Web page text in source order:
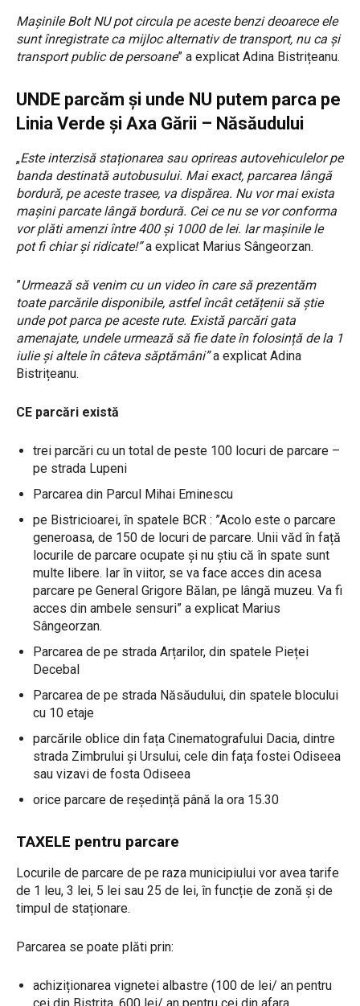
Mașinile Bolt NU pot circula pe aceste benzi deoarece ele
sunt înregistrate ca mijloc alternativ de transport, nu ca și
transport public de persoane” a explicat Adina Bistrițeanu.
UNDE parcăm și unde NU putem parca pe
Linia Verde și Axa Gării – Năsăudului
„Este interzisă staționarea sau oprireas autovehiculelor pe
banda destinată autobusului. Mai exact, parcarea lângă
bordură, pe aceste trasee, va dispărea. Nu vor mai exista
mașini parcate lângă bordură. Cei ce nu se vor conforma
vor plăti amenzi între 400 și 1000 de lei. Iar mașinile le
pot fi chiar și ridicate!”a explicat Marius Sângeorzan.
”Urmează să venim cu un video în care să prezentăm
toate parcările disponibile, astfel încât cetățenii să știe
unde pot parca pe aceste rute. Există parcări gata
amenajate, undele urmează să fie date în folosință de la 1
iulie și altele în câteva săptămâni”a explicat Adina
Bistrițeanu.
CE parcări există
trei parcări cu un total de peste 100 locuri de parcare –
pe strada Lupeni
Parcarea din Parcul Mihai Eminescu
pe Bistricioarei, în spatele BCR : ”Acolo este o parcare
generoasa, de 150 de locuri de parcare. Unii văd în față
locurile de parcare ocupate și nu știu că în spate sunt
multe libere. Iar în viitor, se va face acces din acesa
parcare pe General Grigore Bălan, pe lângă muzeu. Va fi
acces din ambele sensuri” a explicat Marius
Sângeorzan.
Parcarea de pe strada Arțarilor, din spatele Pieței
Decebal
Parcarea de pe strada Năsăudului, din spatele blocului
cu 10 etaje
parcările oblice din fața Cinematografului Dacia, dintre
strada Zimbrului și Ursului, cele din fața fostei Odiseea
sau vizavi de fosta Odiseea
orice parcare de reședință până la ora 15.30
TAXELE pentru parcare
Locurile de parcare de pe raza municipiului vor avea tarife
de 1 leu, 3 lei, 5 lei sau 25 de lei, în funcție de zonă și de
timpul de staționare.
Parcarea se poate plăti prin:
achiziționarea vignetei albastre (100 de lei/ an pentru
cei din Bistrița, 600 lei/ an pentru cei din afara